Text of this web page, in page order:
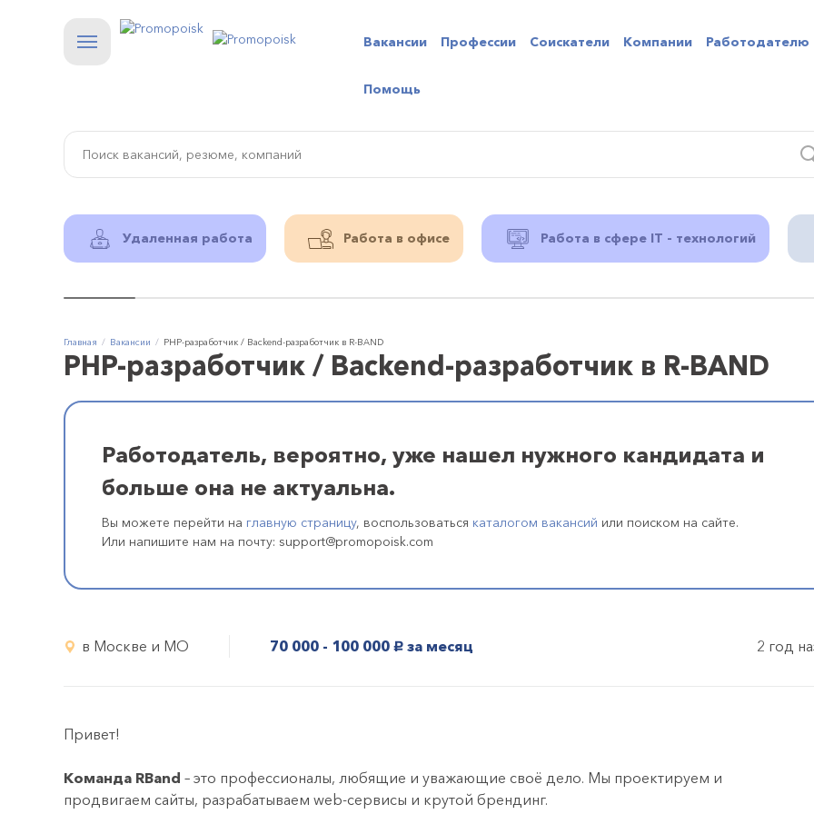
Вакансии Профессии Соискатели Компании Работодателю
Помощь
Удаленная работа Работа в офисе Работа в сфере IT - технологий
Главная Вакансии PHP-разработчик / Backend-разработчик в R-BAND
PHP-разработчик / Backend-разработчик в R-BAND
Работодатель, вероятно, уже нашел нужного кандидата и
больше она не актуальна.
Вы можете перейти на главную страницу, воспользоваться каталогом вакансий или поиском на сайте.
Или напишите нам на почту: support@promopoisk.com
в Москве и МО 70 000 - 100 000 руб. за месяц 2 год
Привет!
Команда RBand – это профессионалы, любящие и уважающие своё дело. Мы проектируем и
продвигаем сайты, разрабатываем web-сервисы и крутой брендинг.